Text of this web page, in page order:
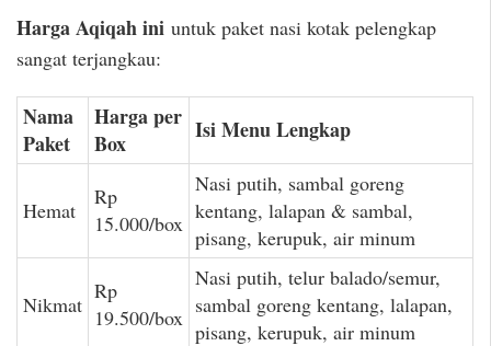
Harga Aqiqah ini untuk paket nasi kotak pelengkap
sangat terjangkau:
Nama
Paket
Harga per
Box
Isi Menu Lengkap
Hemat
Rp
15.000/box
Nasi putih, sambal goreng
kentang, lalapan & sambal,
pisang, kerupuk, air minum
Nikmat
Rp
19.500/box
Nasi putih, telur balado/semur,
sambal goreng kentang, lalapan,
pisang, kerupuk, air minum